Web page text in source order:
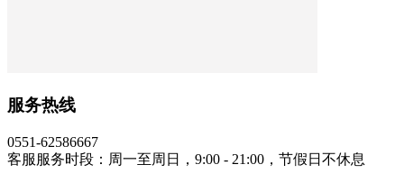
服务热线
0551-62586667
客服服务时段：周一至周日，9:00 - 21:00，节假日不休息